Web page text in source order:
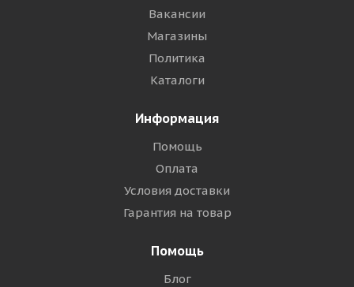
Вакансии
Магазины
Политика
Каталоги
Информация
Помощь
Оплата
Условия доставки
Гарантия на товар
Помощь
Блог